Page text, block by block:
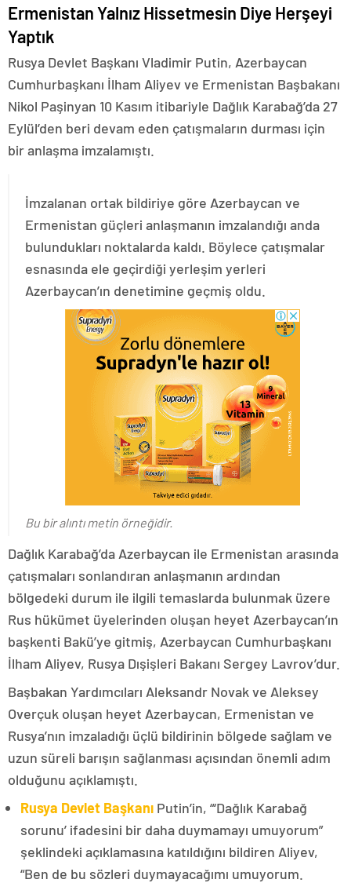
Ermenistan Yalnız Hissetmesin Diye Herşeyi
Yaptık
Rusya Devlet Başkanı Vladimir Putin, Azerbaycan
Cumhurbaşkanı İlham Aliyev ve Ermenistan Başbakanı
Nikol Paşinyan 10 Kasım itibariyle Dağlık Karabağ’da 27
Eylül’den beri devam eden çatışmaların durması için
bir anlaşma imzalamıştı.
İmzalanan ortak bildiriye göre Azerbaycan ve
Ermenistan güçleri anlaşmanın imzalandığı anda
bulundukları noktalarda kaldı. Böylece çatışmalar
esnasında ele geçirdiği yerleşim yerleri
Azerbaycan’ın denetimine geçmiş oldu.
Bu bir alıntı metin örneğidir.
Dağlık Karabağ’da Azerbaycan ile Ermenistan arasında
çatışmaları sonlandıran anlaşmanın ardından
bölgedeki durum ile ilgili temaslarda bulunmak üzere
Rus hükümet üyelerinden oluşan heyet Azerbaycan’ın
başkenti Bakü’ye gitmiş, Azerbaycan Cumhurbaşkanı
İlham Aliyev, Rusya Dışişleri Bakanı Sergey Lavrov’dur.
Başbakan Yardımcıları Aleksandr Novak ve Aleksey
Overçuk oluşan heyet Azerbaycan, Ermenistan ve
Rusya’nın imzaladığı üçlü bildirinin bölgede sağlam ve
uzun süreli barışın sağlanması açısından önemli adım
olduğunu açıklamıştı.
Rusya Devlet Başkanı Putin’in, “‘Dağlık Karabağ
sorunu’ ifadesini bir daha duymamayı umuyorum”
şeklindeki açıklamasına katıldığını bildiren Aliyev,
“Ben de bu sözleri duymayacağımı umuyorum.